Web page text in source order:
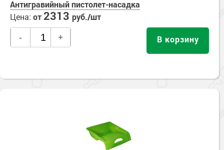
Антигравийный пистолет-насадка
Цена: от2313 руб./шт
- + В корзину